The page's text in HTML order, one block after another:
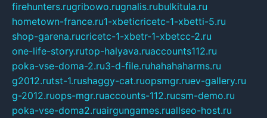
firehunters.rugribowo.rugnalis.rubulkitula.ru
hometown-france.ru1-xbeticricetc-1-xbetti-5.ru
shop-garena.rucricetc-1-xbetr-1-xbetcc-2.ru
one-life-story.rutop-halyava.ruaccounts112.ru
poka-vse-doma-2.ru3-d-file.ruhahahaharms.ru
g2012.rutst-1.rushaggy-cat.ruopsmgr.ruev-gallery.ru
g-2012.ruops-mgr.ruaccounts-112.rucsm-demo.ru
poka-vse-doma2.ruairgungames.ruallseo-host.ru